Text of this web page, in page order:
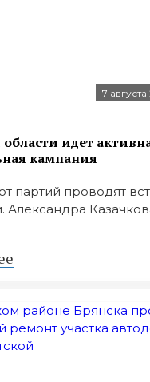
7 августа
идет
кампания
партий проводят
Александра